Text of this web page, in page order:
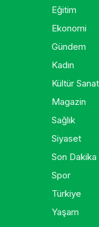
Eğitim
Ekonomi
Gündem
Kadın
Kültür Sanat
Magazin
Sağlık
Siyaset
Son Dakika
Spor
Türkiye
Yaşam